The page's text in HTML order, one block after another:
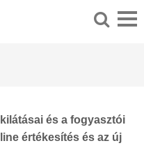
és a fogyasztói
értékesítés és az új